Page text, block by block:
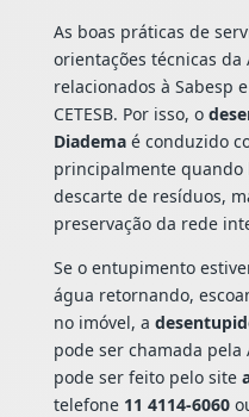
As boas práticas de
orientações técnicas da
relacionados à Sabesp
CETESB. Por isso, o
Diademaé conduzido
principalmente quando
descarte de resíduos,
preservação da rede
Se o entupimento
água retornando,
no imóvel, a
pode ser chamada pela
pode ser feito pelo site
telefone 11 4114-6060